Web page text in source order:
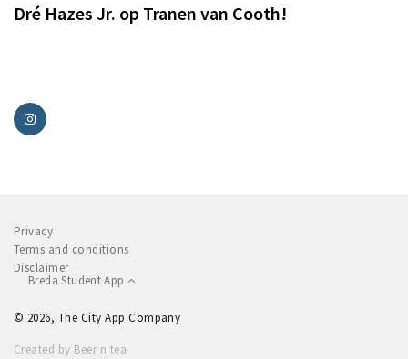
Dré Hazes Jr. op Tranen van Cooth!
Privacy
Terms and conditions
Disclaimer
Breda Student App
© 2026, The City App Company
Created by Beer n tea